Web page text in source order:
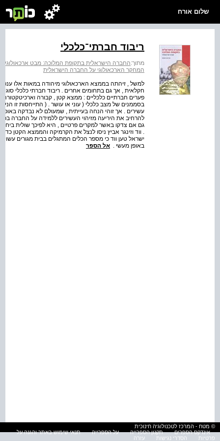
שלום אורח
ריבוד חברתי־כלכלי
מתוך:החברה הישראלית בתקופת המלוכה: מבט ארכאולוגי
המחקר הארכאולוגי על החברה הישראלית
למשל , זיהתה בממצא הארכאולוגי מיהודה במאות אלו
חקלאית , אך גם בתחומים אחרים . ריבוד חברתי כלכלי
פערים חברתיים כלכליים : ממצא קטן , קבורה
בסממנים של מצב כלכלי ( עוני או עושר . ( התייחסות זו
עשירים . אך זוהי הנחה בעייתית , שמעולם לא נבדקה
להרחיב את היריעה מזיהוי העשירים ללמידה על החברה
גם אם צדקו באשר למקרים פרטיים , היא לפיכך שולית
. ווד וזינגר אביץ ניסו לנצל את הקרמיקה והממצא הקטן
ישראל טען ווד כי מספר הכלים המתגלים בבית מגורים
באופן מעשי . אל הספר
© מטח - המרכז לטכנולוגיה חינוכית
אינדקס הספרים
תקנון הספרייה על הספרייה
תנאי שימוש באתר והגנה על
פרטיות
הסדרי נגישות עזרה